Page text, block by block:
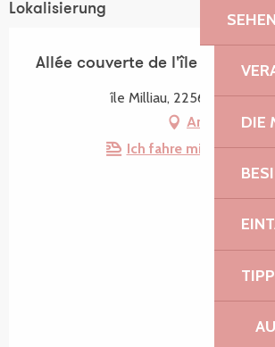
DIE
Lokalisierung
Allée couverte de l'île Milliau
île Milliau, 22560
Anfahrt
Ich fahre mit dem Zug